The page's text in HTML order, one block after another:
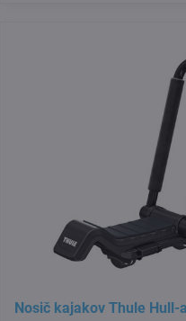
Nosič kajakov Thule Hull-